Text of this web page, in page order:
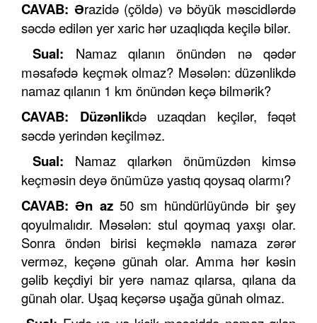
CAVAB: Ərazidə (çöldə) və böyük məscidlərdə
səcdə edilən yer xaric hər uzaqlıqda keçilə bilər.
Sual: Namaz qılanın önündən nə qədər
məsafədə keçmək olmaz? Məsələn: düzənlikdə
namaz qılanın 1 km önündən keçə bilmərik?
CAVAB: Düzənlikdə uzaqdan keçilər, fəqət
səcdə yerindən keçilməz.
Sual: Namaz qılarkən önümüzdən kimsə
keçməsin deyə önümüzə yastıq qoysaq olarmı?
CAVAB: Ən az 50 sm hündürlüyündə bir şey
qoyulmalıdır. Məsələn: stul qoymaq yaxşı olar.
Sonra öndən birisi keçməklə namaza zərər
verməz, keçənə günah olar. Amma hər kəsin
gəlib keçdiyi bir yerə namaz qılarsa, qılana da
günah olar. Uşaq keçərsə uşağa günah olmaz.